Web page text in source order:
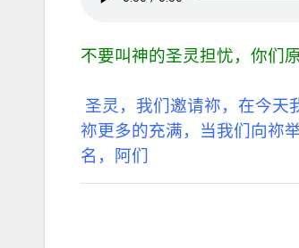
不要叫神的圣灵担忧，你们
圣灵，我们邀请祢，在今天
祢更多的充满，当我们向祢
名，阿们